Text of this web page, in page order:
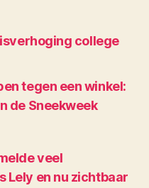
college
tegen een winkel:
de Sneekweek
veel
Lely en nu zichtbaar